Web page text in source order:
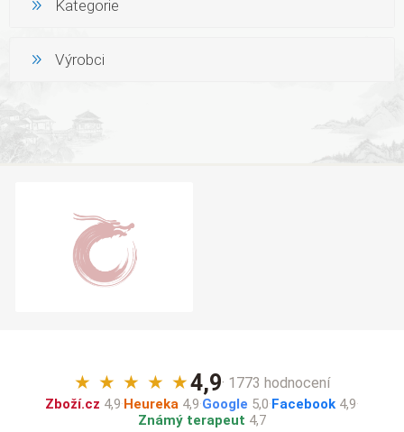
Kategorie
Výrobci
★ ★ ★ ★ ★4,9· 1773 hodnocení
Zboží.cz 4,9·Heureka 4,9·Google 5,0·Facebook 4,9·
Známý terapeut 4,7